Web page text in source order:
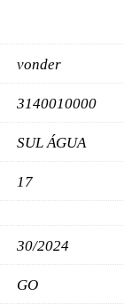
vonder
3140010000
SUL ÁGUA
17
30/2024
GO